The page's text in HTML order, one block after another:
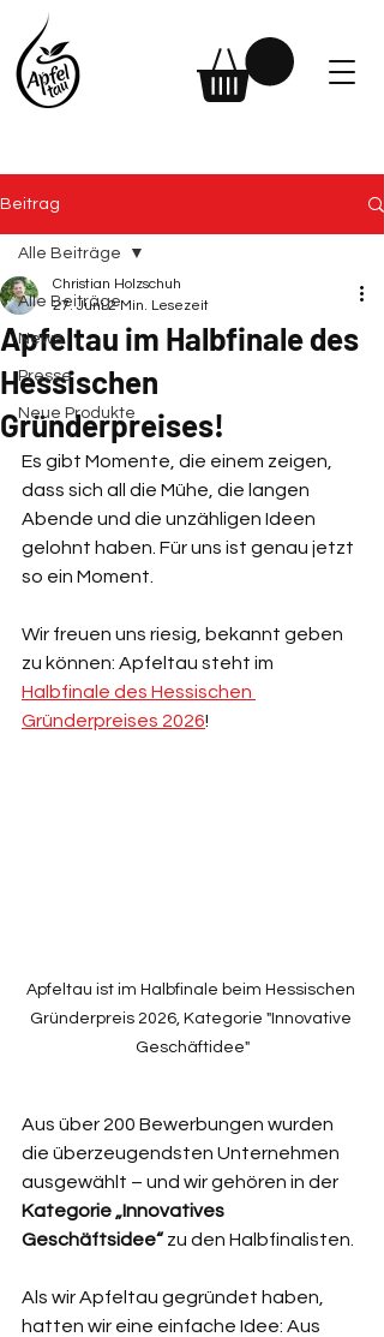
Beitrag
Alle Beiträge
News
Presse
Neue Produkte
Alle Beiträge
Apfeltau im Halbfinale des
Hessischen
Gründerpreises!
Christian Holzschuh
27. Juni 2 Min. Lesezeit
Es gibt Momente, die einem zeigen,
dass sich all die Mühe, die langen
Abende und die unzähligen Ideen
gelohnt haben. Für uns ist genau jetzt
so ein Moment.
Wir freuen uns riesig, bekannt geben
zu können: Apfeltau steht im
Halbfinale des Hessischen
Gründerpreises 2026!
Apfeltau ist im Halbfinale beim Hessischen
Gründerpreis 2026, Kategorie "Innovative
Geschäftidee"
Aus über 200 Bewerbungen wurden
die überzeugendsten Unternehmen
ausgewählt – und wir gehören in der
Kategorie „Innovatives
Geschäftsidee“ zu den Halbfinalisten.
Als wir Apfeltau gegründet haben,
hatten wir eine einfache Idee: Aus